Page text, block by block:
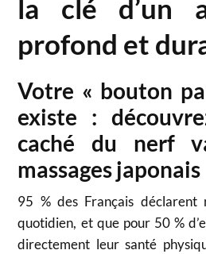
la clé d’un
profond et
Votre « bouton
existe :
caché du nerf
massages japonais
95 % des Français déclarent
quotidien, et que pour 50 %
directement leur santé